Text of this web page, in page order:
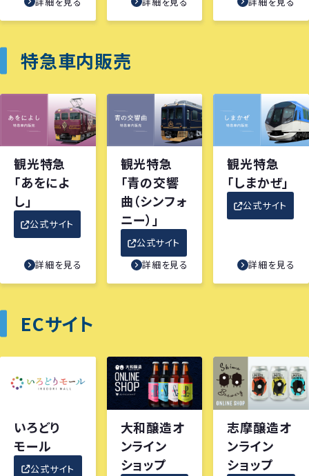
特急車内販売
観光特急
「あをによ
し」
公式サイト
詳細を見る
観光特急
「青の交響
曲（シンフォ
ニー）」
公式サイト
詳細を見る
観光特急
「しまかぜ」
公式サイト
詳細を見る
ECサイト
いろどり
モール
公式サイト
大和醸造オ
ンライン
ショップ
志摩醸造オ
ンライン
ショップ